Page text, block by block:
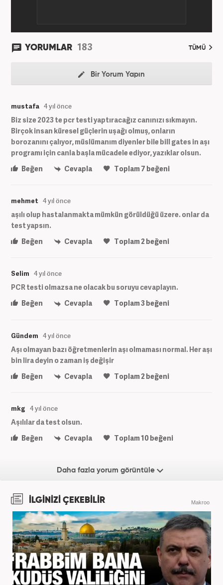
YORUMLAR 183 TÜMÜ
Bir Yorum Yapın
mustafa 4 yıl önce
Biz size 2023 te pcr testi yaptıracağız canınızı sıkmayın.
Birçok insan küresel güçlerin uşağı olmuş, onların
borozanını çalıyor, müslümanım diyenler bile bill gates in aşı
programı için canla başla mücadele ediyor, yazıklar olsun.
Beğen
Cevapla Toplam7 beğeni
mehmet 4 yıl önce
aşılı olup hastalanmakta mümkün görüldüğü üzere. onlar da
test yapsın.
Beğen
Cevapla Toplam2beğeni
Selim 4 yıl önce
PCR testi olmazsa ne olacak bu soruyu cevaplayın.
Beğen
Cevapla Toplam3beğeni
Gündem 4 yıl önce
Aşı olmayan bazı öğretmenlerin aşı olmaması normal. Her aşı
bin lira deyin o zaman iş değişir
Beğen
Cevapla Toplam2 beğeni
mkg 4 yıl önce
Aşılılar da test olsun.
Beğen
Cevapla Toplam10beğeni
Daha fazla yorum görüntüle
İLGİNİZİ ÇEKEBİLİR Makroo